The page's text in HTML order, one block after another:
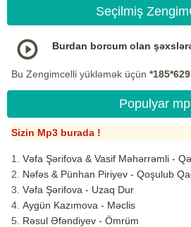
Seçilmiş
Burdan borcum olan
Bu Zengimcelli yükləmək üçün
Populyar
Sizin Mp3 burada !
Vəfa Şərifova & Vasif Məhərrəmli -
Nəfəs & Pünhan Piriyev - Qoşulub
Vəfa Şərifova - Uzaq Dur
Aygün Kazımova - Məclis
Rəsul Əfəndiyev - Ömrüm